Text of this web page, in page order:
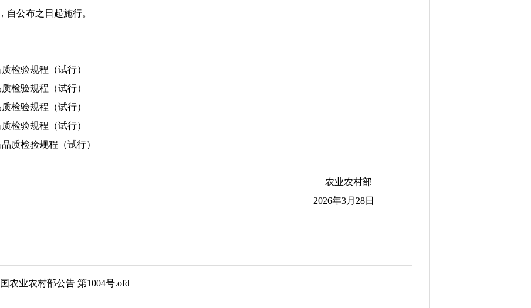
自公布之日起施行。
检验规程（试行）
检验规程（试行）
检验规程（试行）
检验规程（试行）
质检验规程（试行）
农业农村部
2026年3月 28日
农业农村部公告 第1004号.ofd